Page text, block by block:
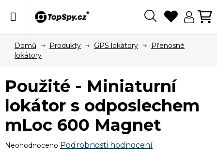
Domů Produkty GPS lokátory
Přenosné
lokátory
Použité - Miniaturní
lokátor s odposlechem
mLoc 600 Magnet
Průměrné
Neohodnoceno Podrobnosti hodnocení